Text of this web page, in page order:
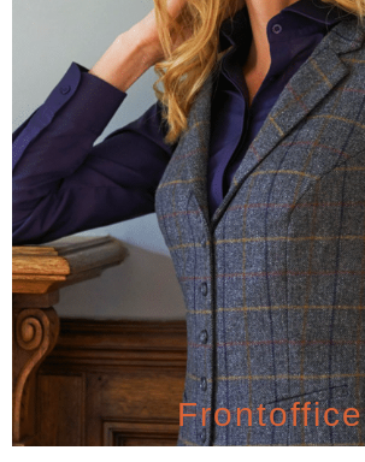
Frontoffice